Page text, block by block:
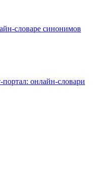
словаре синонимов
онлайн-словари